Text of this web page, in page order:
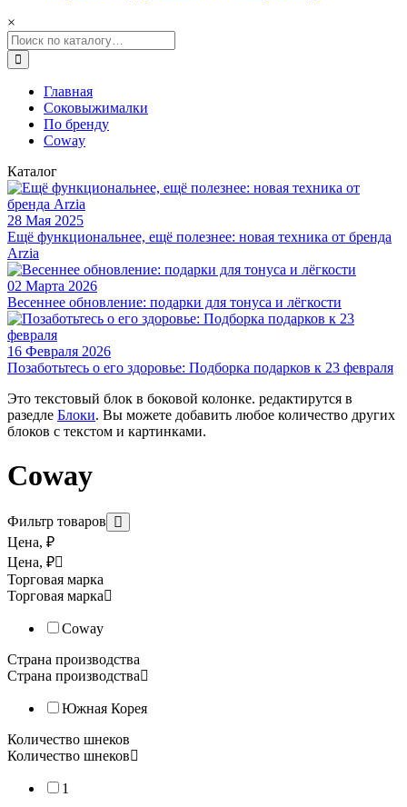
×
Главная
Соковыжималки
По бренду
Coway
Coway
Соковыжималка Coway CJP-03
Вертикальная шнековая соковыжималка Coway CJP-03
Соковыжималка Coway CJP-01
Снята с производства. Вертикальная шнековая
Каталог
28 Мая 2025
Ещё функциональнее, ещё полезнее: новая техника от бренда
Arzia
02 Марта 2026
Весеннее обновление: подарки для тонуса и лёгкости
16 Февраля 2026
Позаботьтесь о его здоровье: Подборка подарков к 23 февраля
Это текстовый блок в боковой колонке. редактирутся в
разедле Блоки. Вы можете добавить любое количество других
блоков с текстом и картинками.
Coway
Фильтр товаров
Цена, ₽
Цена, ₽
Торговая марка
Торговая марка
Coway
Страна производства
Страна производства
Южная Корея
Количество шнеков
Количество шнеков
1